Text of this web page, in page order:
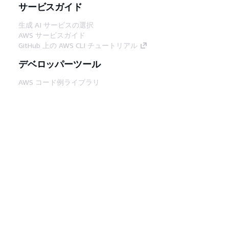
サービスガイド
生成 AI サービスの選択
AWS サービスガイド
GitHub 上の AWS CLI チュートリアル
デベロッパーツール
AWS コード例ライブラリ